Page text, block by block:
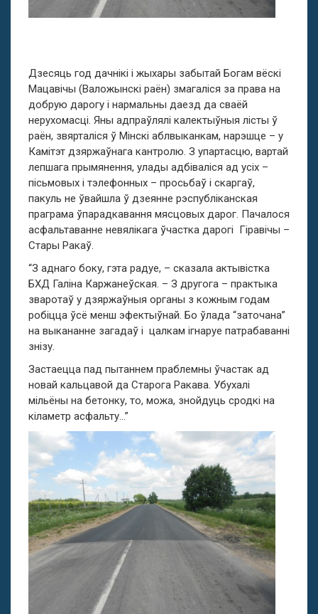
Дзесяць год дачнікі і жыхары забытай Богам вёскі
Мацавічы (Валожынскі раён) змагаліся за права на
добрую дарогу і нармальны даезд да сваёй
нерухомасці. Яны адпраўлялі калектыўныя лісты ў
раён, звярталіся ў Мінскі аблвыканкам, нарэшце – у
Камітэт дзяржаўнага кантролю. З упартасцю, вартай
лепшага прымянення, улады адбіваліся ад усіх –
пісьмовых і тэлефонных – просьбаў і скаргаў,
пакуль не ўвайшла ў дзеянне рэспубліканская
праграма ўпарадкавання мясцовых дарог. Пачалося
асфальтаванне невялікага ўчастка дарогі Гіравічы –
Стары Ракаў.
“З аднаго боку, гэта радуе, – сказала актывістка
БХД Галіна Каржанеўская. – З другога – практыка
зваротаў у дзяржаўныя органы з кожным годам
робіцца ўсё менш эфектыўнай. Бо ўлада “заточана”
на выкананне загадаў і цалкам ігнаруе патрабаванні
знізу.
Застаецца пад пытаннем праблемны ўчастак ад
новай кальцавой да Старога Ракава. Убухалі
мільёны на бетонку, то, можа, знойдуць сродкі на
кіламетр асфальту…”